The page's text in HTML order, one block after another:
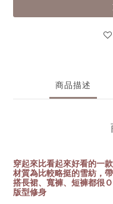
商品描述
穿起來比看起來好看的一
材質為比較略挺的雪紡，
搭長裙、寬褲、短褲都很
版型修身